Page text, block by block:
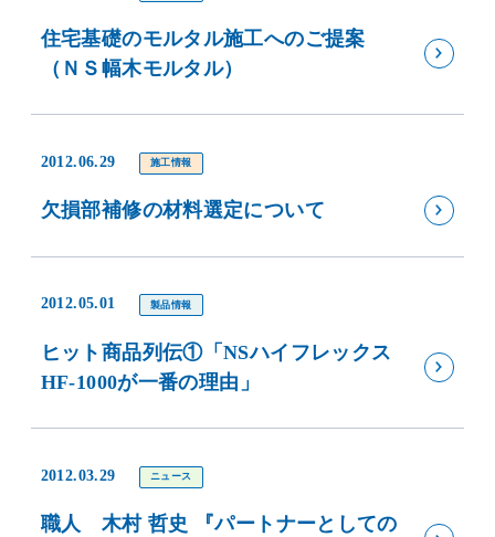
住宅基礎のモルタル施工へのご提案
（ＮＳ幅木モルタル）
2012.06.29 施工情報
欠損部補修の材料選定について
2012.05.01 製品情報
ヒット商品列伝①「NSハイフレックス
HF-1000が一番の理由」
2012.03.29 ニュース
職人 木村 哲史 『パートナーとしての